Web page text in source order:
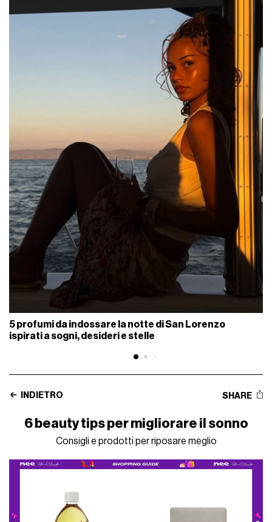
5 profumi da indossare la notte di San Lorenzo
ispirati a sogni, desideri e stelle
INDIETRO SHARE
6 beauty tips per migliorare il sonno
Consigli e prodotti per riposare meglio